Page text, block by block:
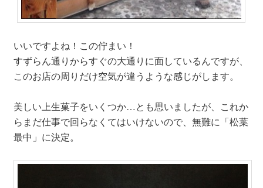
いいですよね！この佇まい！
すずらん通りからすぐの大通りに面しているんですが、
このお店の周りだけ空気が違うような感じがします。
美しい上生菓子をいくつか…とも思いましたが、これか
らまだ仕事で回らなくてはいけないので、無難に「松葉
最中」に決定。